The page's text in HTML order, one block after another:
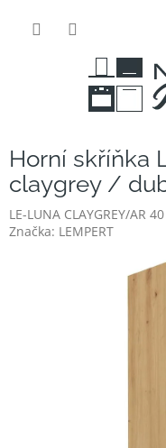
Horní skříňka
claygrey /
LE-LUNA CLAYGREY/AR
Značka: LEMPERT